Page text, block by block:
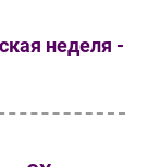
неделя -